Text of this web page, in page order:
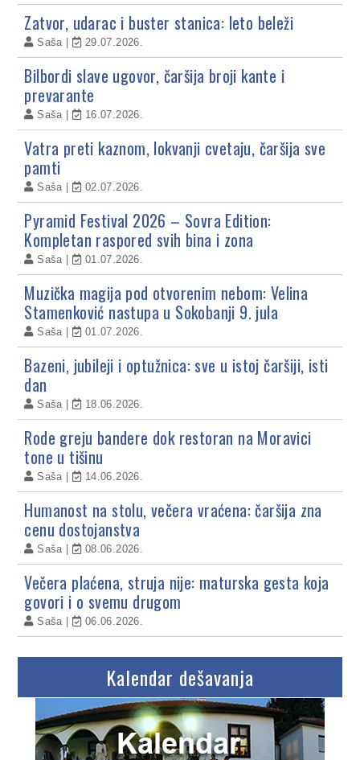
Zatvor, udarac i buster stanica: leto beleži
Saša 29.07.2026.
Bilbordi slave ugovor, čaršija broji kante i
prevarante
Saša 16.07.2026.
Vatra preti kaznom, lokvanji cvetaju, čaršija sve
pamti
Saša 02.07.2026.
Pyramid Festival 2026 – Sovra Edition:
Kompletan raspored svih bina i zona
Saša 01.07.2026.
Muzička magija pod otvorenim nebom: Velina
Stamenković nastupa u Sokobanji 9. jula
Saša 01.07.2026.
Bazeni, jubileji i optužnica: sve u istoj čaršiji, isti
dan
Saša 18.06.2026.
Rode greju bandere dok restoran na Moravici
tone u tišinu
Saša 14.06.2026.
Humanost na stolu, večera vraćena: čaršija zna
cenu dostojanstva
Saša 08.06.2026.
Večera plaćena, struja nije: maturska gesta koja
govori i o svemu drugom
Saša 06.06.2026.
Kalendar dešavanja